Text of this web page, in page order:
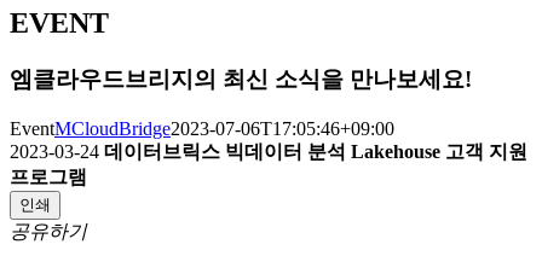
EVENT
엠클라우드브리지의 최신 소식을 만나보세요!
EventMCloudBridge2023-07-06T17:05:46+09:00
2023-03-24 데이터브릭스 빅데이터 분석 Lakehouse 고객 지원
프로그램
인쇄
공유하기